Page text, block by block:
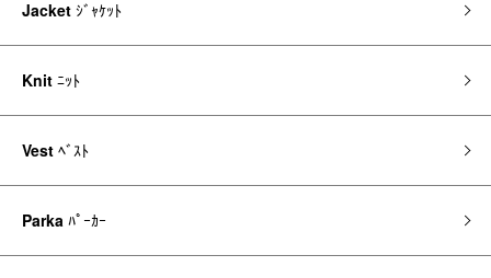
Jacket ｼﾞｬｹｯﾄ
Knit ﾆｯﾄ
Vest ﾍﾞｽﾄ
Parka ﾊﾟｰｶｰ